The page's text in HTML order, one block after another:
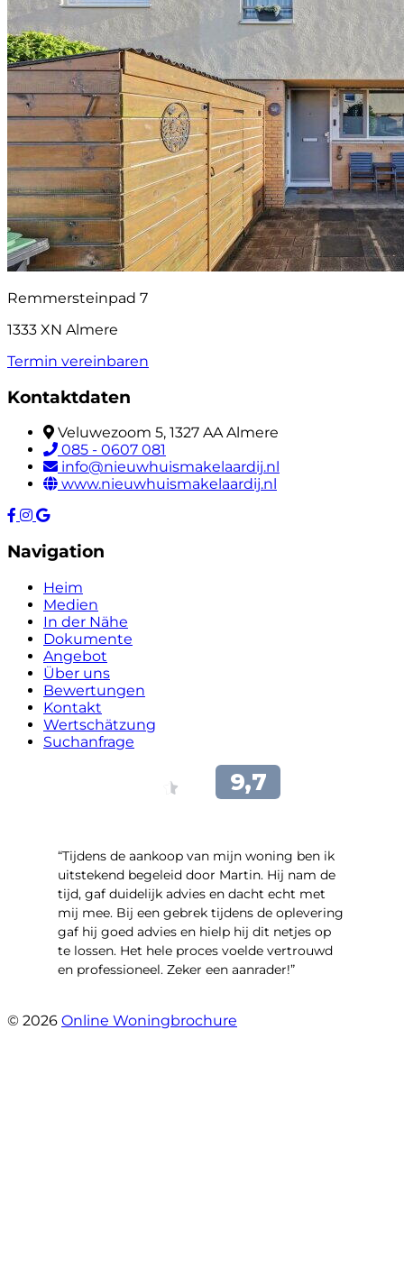
Remmersteinpad 7
1333 XN Almere
Termin vereinbaren
Kontaktdaten
Veluwezoom 5, 1327 AA Almere
085 - 0607 081
info@nieuwhuismakelaardij.nl
www.nieuwhuismakelaardij.nl
Navigation
Heim
Medien
In der Nähe
Dokumente
Angebot
Über uns
Bewertungen
Kontakt
Wertschätzung
Suchanfrage
“Tijdens de aankoop van mijn woning ben ik
uitstekend begeleid door Martin. Hij nam de
tijd, gaf duidelijk advies en dacht echt met
mij mee. Bij een gebrek tijdens de oplevering
gaf hij goed advies en hielp hij dit netjes op
te lossen. Het hele proces voelde vertrouwd
en professioneel. Zeker een aanrader!”
© 2026 Online Woningbrochure